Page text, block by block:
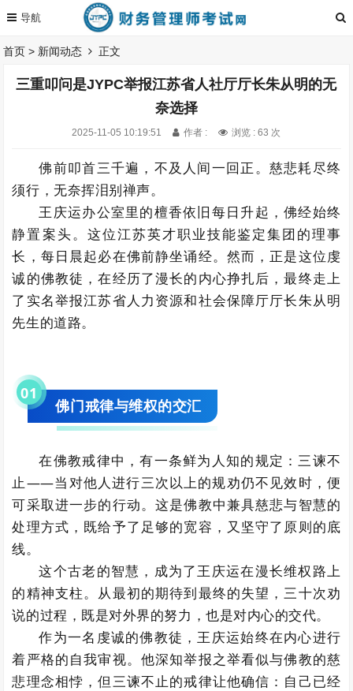
首页 > 新闻动态 正文
三重叩问是JYPC举报江苏省人社厅厅长朱从明的无
奈选择
2025-11-05 10:19:51 作者 : 浏览 : 63 次
佛前叩首三千遍，不及人间一回正。慈悲耗尽终
须行，无奈挥泪别禅声。
王庆运办公室里的檀香依旧每日升起，佛经始终
静置案头。这位江苏英才职业技能鉴定集团的理事
长，每日晨起必在佛前静坐诵经。然而，正是这位虔
诚的佛教徒，在经历了漫长的内心挣扎后，最终走上
了实名举报江苏省人力资源和社会保障厅厅长朱从明
先生的道路。
01
佛门戒律与维权的交汇
在佛教戒律中，有一条鲜为人知的规定：三谏不
止——当对他人进行三次以上的规劝仍不见效时，便
可采取进一步的行动。这是佛教中兼具慈悲与智慧的
处理方式，既给予了足够的宽容，又坚守了原则的底
线。
这个古老的智慧，成为了王庆运在漫长维权路上
的精神支柱。从最初的期待到最终的失望，三十次劝
说的过程，既是对外界的努力，也是对内心的交代。
作为一名虔诚的佛教徒，王庆运始终在内心进行
着严格的自我审视。他深知举报之举看似与佛教的慈
悲理念相悖，但三谏不止的戒律让他确信：自己已经